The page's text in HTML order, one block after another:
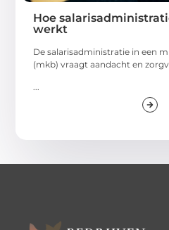
Hoe
werkt
De salarisadministratie in een
(mkb) vraagt aandacht en